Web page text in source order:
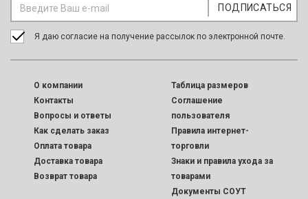
Я даю согласие на получение рассылок по электронной почте.
O компании
Контакты
Вопросы и ответы
Как сделать заказ
Оплата товара
Доставка товара
Возврат товара
Таблица размеров
Соглашение
пользователя
Правила интернет-
торговли
Знаки и правила ухода за
товарами
Документы СОУТ